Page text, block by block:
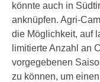
könnte auch in
anknüpfen. Agri-
die Möglichkeit, auf
limitierte Anzahl an
vorgegebenen
zu können, um